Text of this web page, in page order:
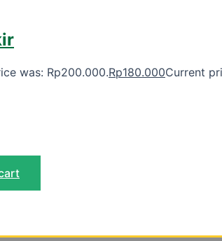
was: Rp200.000.Rp180.000Current